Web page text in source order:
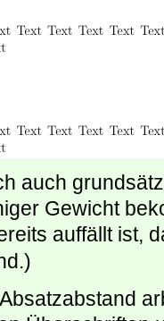
auch
Gewicht
auffällt ist,